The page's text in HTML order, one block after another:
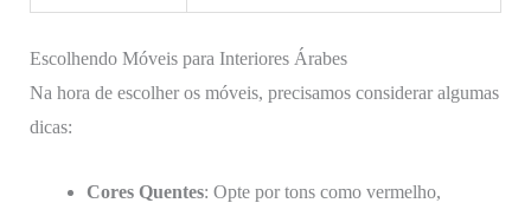
Escolhendo Móveis para Interiores Árabes
Na hora de escolher os móveis, precisamos considerar algumas
dicas:
Cores Quentes: Opte por tons como vermelho,